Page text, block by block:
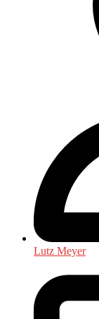
Lutz Meyer